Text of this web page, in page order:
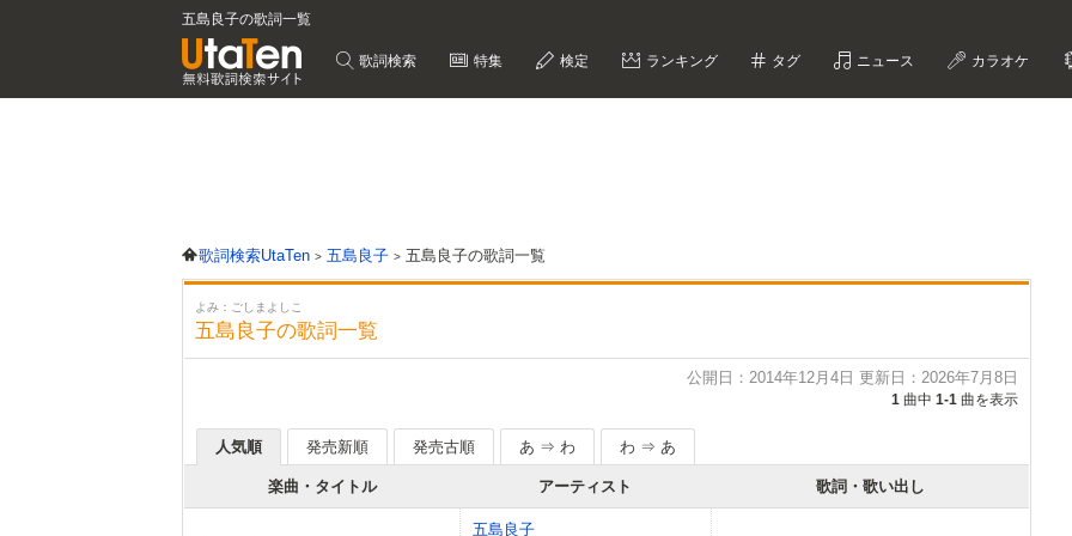
五島良子の歌詞一覧
歌詞検索 特集 検定 ランキング タグ ニュース カラオケ
歌詞検索UtaTen 五島良子 五島良子の歌詞一覧
よみ：ごしまよしこ
五島良子の歌詞一覧
公開日：2014年12月4日 更新日：2026年7月8日
1 曲中 1-1 曲を表示
人気順 発売新順 発売古順 あ ⇒ わ わ ⇒ あ
楽曲・タイトル アーティスト 歌詞・歌い出し
五島良子